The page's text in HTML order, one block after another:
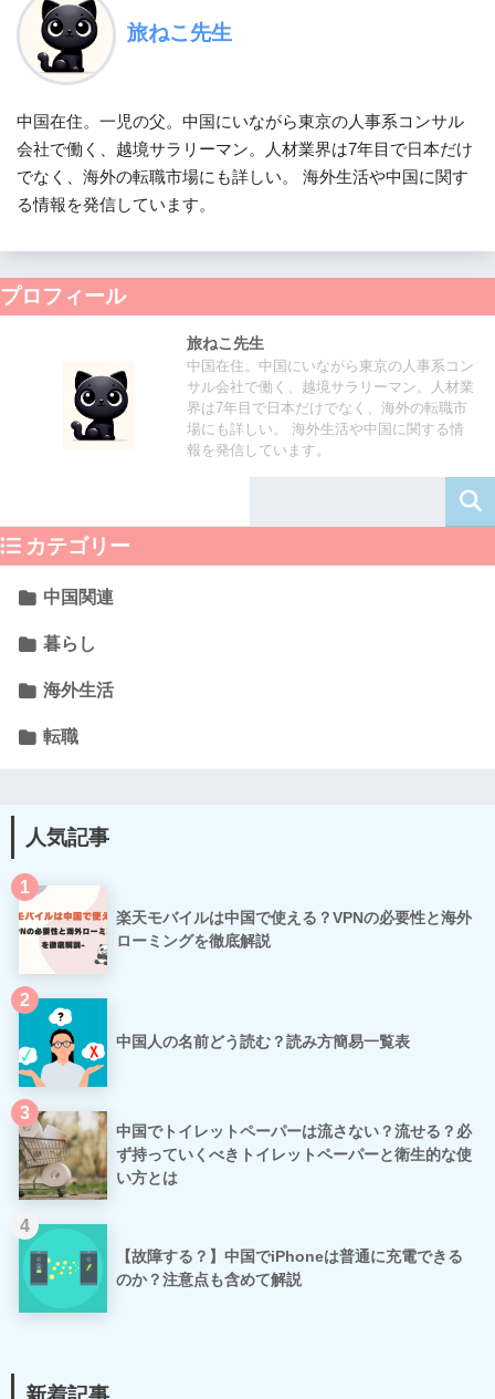
旅ねこ先生
中国在住。一児の父。中国にいながら東京の人事系コンサル
会社で働く、越境サラリーマン。人材業界は7年目で日本だけ
でなく、海外の転職市場にも詳しい。 海外生活や中国に関す
る情報を発信しています。
プロフィール
旅ねこ先生
中国在住。中国にいながら東京の人事系コン
サル会社で働く、越境サラリーマン。人材業
界は7年目で日本だけでなく、海外の転職市
場にも詳しい。 海外生活や中国に関する情
報を発信しています。
カテゴリー
中国関連
暮らし
海外生活
転職
人気記事
1
楽天モバイルは中国で使える？VPNの必要性と海外
ローミングを徹底解説
2
中国人の名前どう読む？読み方簡易一覧表
3
中国でトイレットペーパーは流さない？流せる？必
ず持っていくべきトイレットペーパーと衛生的な使
い方とは
4
【故障する？】中国でiPhoneは普通に充電できる
のか？注意点も含めて解説